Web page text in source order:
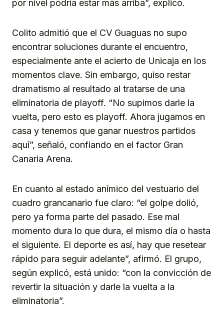
por nivel podría estar más arriba”, explicó.
Colito admitió que el CV Guaguas no supo
encontrar soluciones durante el encuentro,
especialmente ante el acierto de Unicaja en los
momentos clave. Sin embargo, quiso restar
dramatismo al resultado al tratarse de una
eliminatoria de playoff. “No supimos darle la
vuelta, pero esto es playoff. Ahora jugamos en
casa y tenemos que ganar nuestros partidos
aquí”, señaló, confiando en el factor Gran
Canaria Arena.
En cuanto al estado anímico del vestuario del
cuadro grancanario fue claro: “el golpe dolió,
pero ya forma parte del pasado. Ese mal
momento dura lo que dura, el mismo día o hasta
el siguiente. El deporte es así, hay que resetear
rápido para seguir adelante”, afirmó. El grupo,
según explicó, está unido: “con la convicción de
revertir la situación y darle la vuelta a la
eliminatoria”.